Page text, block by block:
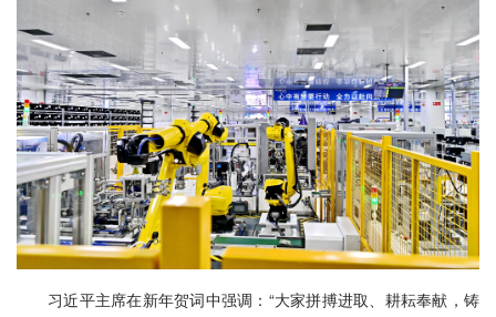
习近平主席在新年贺词中强调：“大家拼搏进取、耕耘奉献，铸